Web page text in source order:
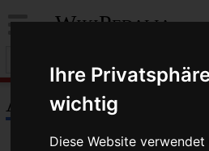
Ihre
wichtig
Diese Website
WikiPedalia
Anmelden